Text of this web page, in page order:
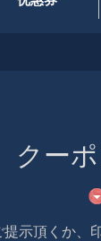
クー
提示頂くか、